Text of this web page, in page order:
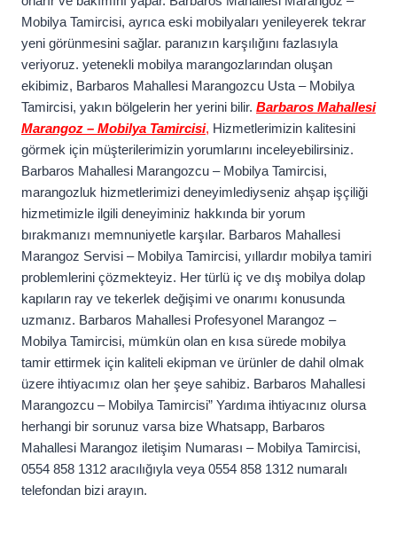
Mobilya Tamircisi, ayrıca eski mobilyaları yenileyerek tekrar
yeni görünmesini sağlar. paranızın karşılığını fazlasıyla
veriyoruz. yetenekli mobilya marangozlarından oluşan
ekibimiz, Barbaros Mahallesi Marangozcu Usta – Mobilya
Tamircisi, yakın bölgelerin her yerini bilir. Barbaros Mahallesi
Marangoz – Mobilya Tamircisi, Hizmetlerimizin kalitesini
görmek için müşterilerimizin yorumlarını inceleyebilirsiniz.
Barbaros Mahallesi Marangozcu – Mobilya Tamircisi,
marangozluk hizmetlerimizi deneyimlediyseniz ahşap işçiliği
hizmetimizle ilgili deneyiminiz hakkında bir yorum
bırakmanızı memnuniyetle karşılar. Barbaros Mahallesi
Marangoz Servisi – Mobilya Tamircisi, yıllardır mobilya tamiri
problemlerini çözmekteyiz. Her türlü iç ve dış mobilya dolap
kapıların ray ve tekerlek değişimi ve onarımı konusunda
uzmanız. Barbaros Mahallesi Profesyonel Marangoz –
Mobilya Tamircisi, mümkün olan en kısa sürede mobilya
tamir ettirmek için kaliteli ekipman ve ürünler de dahil olmak
üzere ihtiyacımız olan her şeye sahibiz. Barbaros Mahallesi
Marangozcu – Mobilya Tamircisi” Yardıma ihtiyacınız olursa
herhangi bir sorunuz varsa bize Whatsapp, Barbaros
Mahallesi Marangoz iletişim Numarası – Mobilya Tamircisi,
0554 858 1312 aracılığıyla veya 0554 858 1312 numaralı
telefondan bizi arayın.